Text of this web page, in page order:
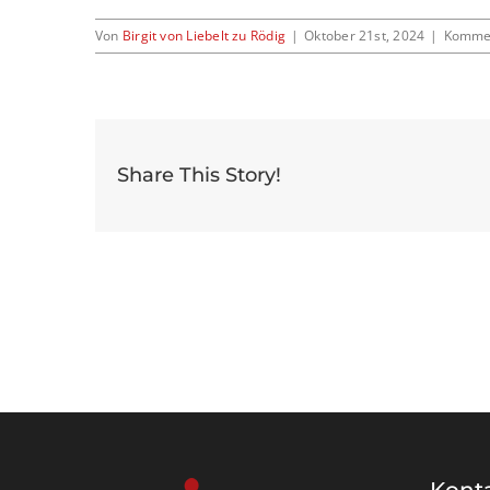
Von Birgit von Liebelt zu Rödig | Oktober 21st, 2024 |
Share This Story!